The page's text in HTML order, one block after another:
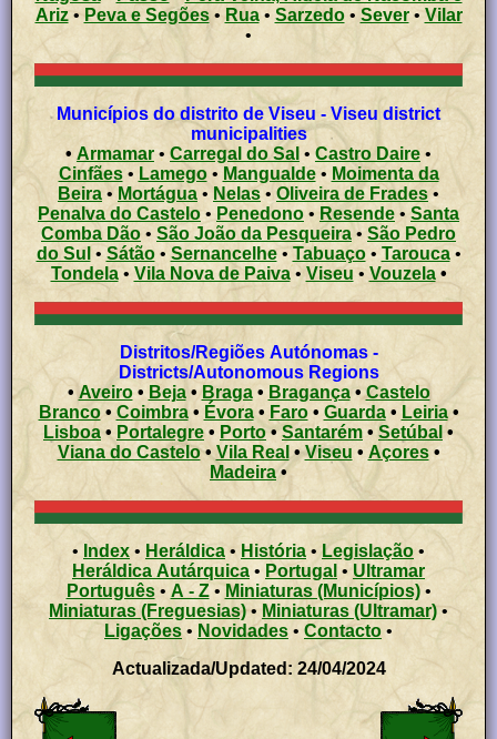
Ariz•Peva e Segões• Rua• Sarzedo• Sever• Vilar
•
Municípios do distrito de Viseu - Viseu district
municipalities
• Armamar • Carregal do Sal • Castro Daire •
Cinfães• Lamego• Mangualde• Moimenta da
Beira • Mortágua • Nelas • Oliveira de Frades•
Penalva do Castelo• Penedono • Resende • Santa
Comba Dão • São João da Pesqueira • São Pedro
do Sul • Sátão• Sernancelhe• Tabuaço• Tarouca•
Tondela• Vila Nova de Paiva•Viseu • Vouzela •
Distritos/Regiões Autónomas -
Districts/Autonomous Regions
•Aveiro• Beja• Braga• Bragança•Castelo
Branco• Coimbra• Évora• Faro• Guarda• Leiria•
Lisboa • Portalegre • Porto •Santarém • Setúbal •
Viana do Castelo• Vila Real •Viseu • Açores •
Madeira •
• Index • Heráldica • História • Legislação •
Heráldica Autárquica • Portugal •Ultramar
Português• A - Z•Miniaturas (Municípios)•
Miniaturas (Freguesias)• Miniaturas (Ultramar)•
Ligações • Novidades • Contacto •
Actualizada/Updated: 24/04/2024